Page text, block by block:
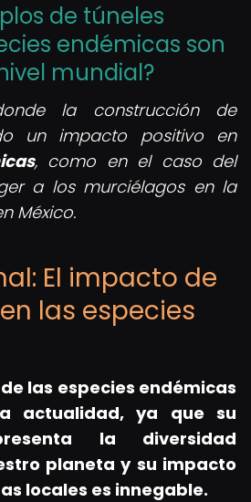
de túneles
endémicas son
mundial?
la construcción de
un impacto positivo en
, como en el caso del
a los murciélagos en la
México.
El impacto de
las especies
las especies endémicas
actualidad, ya que su
la diversidad
planeta y su impacto
locales es innegable.